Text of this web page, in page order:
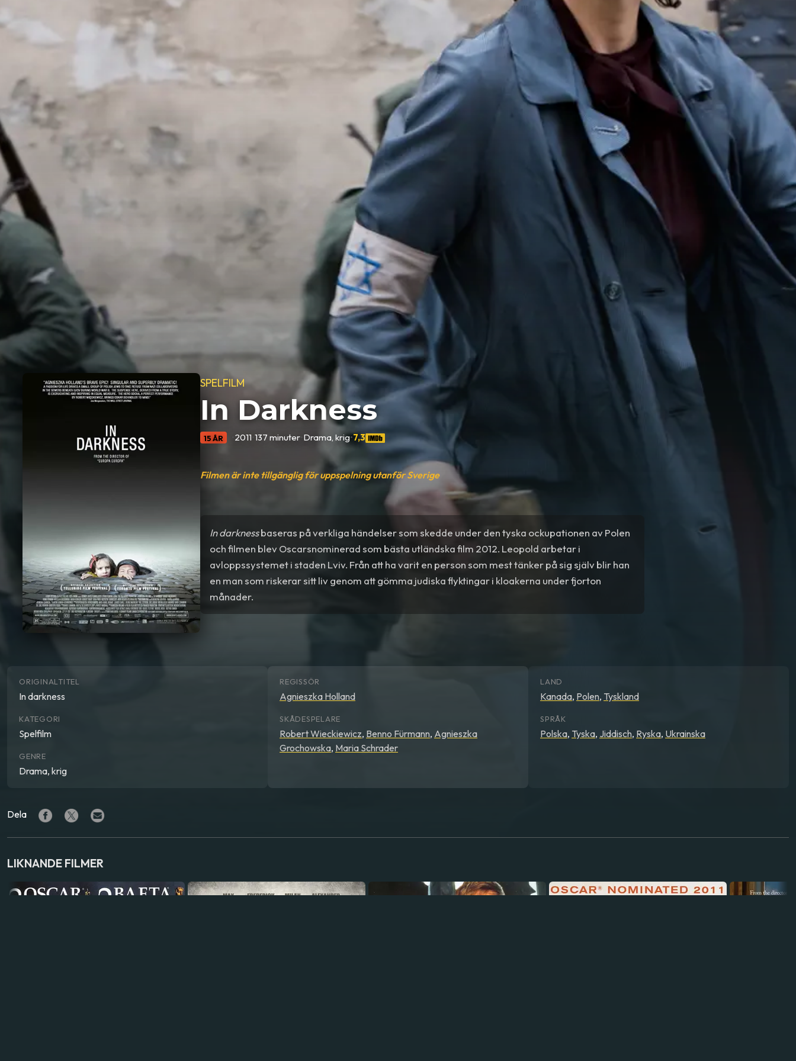
SPELFILM
In Darkness
15 ÅR 2011 •137 minuter Drama, krig•7,3
Filmen är inte tillgänglig för uppspelning utanför Sverige
In darknessbaseras på verkliga händelser som skedde under den tyska ockupationen av Polen
och filmen blev Oscarsnominerad som bästa utländska film 2012. Leopold arbetar i
avloppssystemet i staden Lviv. Från att ha varit en person som mest tänker på sig själv blir han
en man som riskerar sitt liv genom att gömma judiska flyktingar i kloakerna under fjorton
månader.
ORIGINALTITEL
In darkness
KATEGORI
Spelfilm
GENRE
Drama, krig
REGISSÖR
Agnieszka Holland
SKÅDESPELARE
Robert Wieckiewicz, Benno Fürmann, Agnieszka
Grochowska, Maria Schrader
LAND
Kanada, Polen, Tyskland
SPRÅK
Polska, Tyska, Jiddisch, Ryska, Ukrainska
Dela
LIKNANDE FILMER